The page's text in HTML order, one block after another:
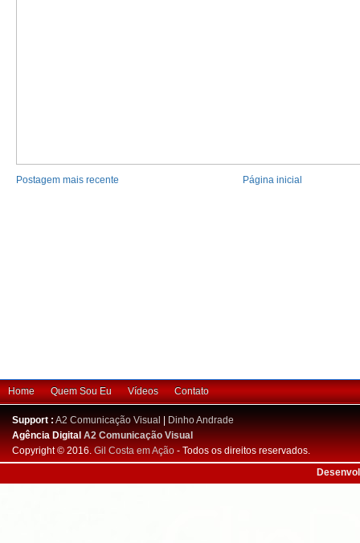
Postagem mais recente Página inicial
Home Quem Sou Eu Vídeos Contato
Support : A2 Comunicação Visual
Dinho Andrade
Agência DigitalA2 Comunicação Visual
Copyright © 2016. Gil Costa em Ação - Todos os direitos reservados.